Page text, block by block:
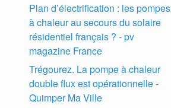
Plan d’électrification : les pompes
à chaleur au secours du solaire
résidentiel français ? - pv
magazine France
Trégourez. La pompe à chaleur
double flux est opérationnelle -
Quimper Ma Ville